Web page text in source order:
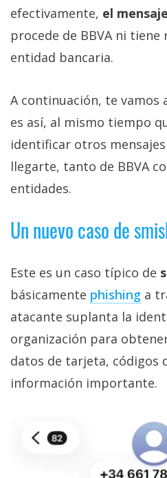
efectivamente, el
procede de BBVA ni
entidad bancaria.
A continuación, te vamos
es así, al mismo tiempo
identificar otros
llegarte, tanto de BBVA
entidades.
Un nuevo caso de
Este es un caso típico de
básicamente phishing‎ a
atacante suplanta la
organización para
datos de tarjeta, códigos
información importante.